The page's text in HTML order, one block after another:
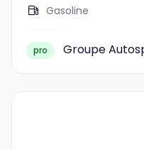
Gasoline
pro Groupe